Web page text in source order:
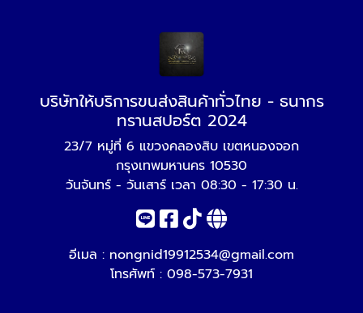
บริษัทให้บริการขนส่งสินค้าทั่วไทย - ธนากร
ทรานสปอร์ต 2024
23/7 หมู่ที่ 6 แขวงคลองสิบ เขตหนองจอก
กรุงเทพมหานคร 10530
วันจันทร์ - วันเสาร์ เวลา 08:30 - 17:30 น.
อีเมล : nongnid19912534@gmail.com
โทรศัพท์ : 098-573-7931